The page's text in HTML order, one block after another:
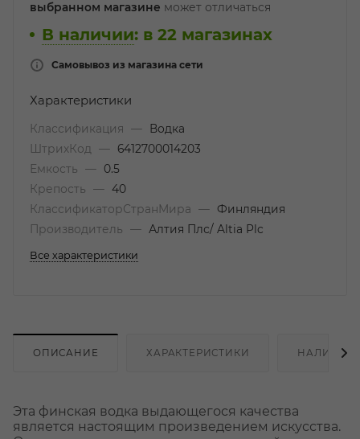
выбранном магазине может отличаться
В наличии: в 22 магазинах
Самовывоз из магазина сети
Характеристики
Классификация —
Водка
ШтрихКод
—
6412700014203
Емкость
—
0.5
Крепость
— 40
КлассификаторСтранМира
— Финляндия
Производитель
— Алтия Плс/ Altia Plc
Все характеристики
ОПИСАНИЕ ХАРАКТЕРИСТИКИ НАЛИЧИЕ
Эта финская водка выдающегося качества
является настоящим произведением искусства.